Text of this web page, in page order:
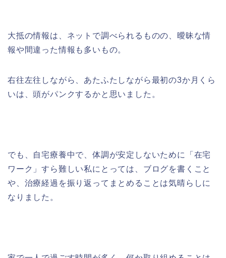
大抵の情報は、ネットで調べられるものの、曖昧な情
報や間違った情報も多いもの。
右往左往しながら、あたふたしながら最初の3か月くら
いは、頭がパンクするかと思いました。
でも、自宅療養中で、体調が安定しないために「在宅
ワーク」すら難しい私にとっては、ブログを書くこと
や、治療経過を振り返ってまとめることは気晴らしに
なりました。